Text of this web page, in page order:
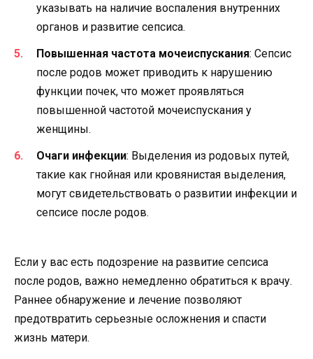
указывать на наличие воспаления внутренних
органов и развитие сепсиса.
Повышенная частота мочеиспускания: Сепсис
после родов может приводить к нарушению
функции почек, что может проявляться
повышенной частотой мочеиспускания у
женщины.
Очаги инфекции: Выделения из родовых путей,
такие как гнойная или кровянистая выделения,
могут свидетельствовать о развитии инфекции и
сепсисе после родов.
Если у вас есть подозрение на развитие сепсиса
после родов, важно немедленно обратиться к врачу.
Раннее обнаружение и лечение позволяют
предотвратить серьезные осложнения и спасти
жизнь матери.